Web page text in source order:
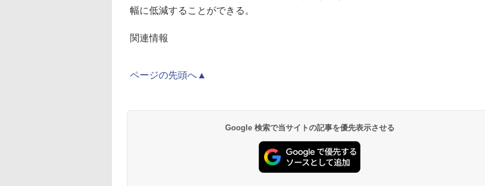
幅に低減することができる。
関連情報
ページの先頭へ▲
Google 検索で当サイトの記事を優先表示させる